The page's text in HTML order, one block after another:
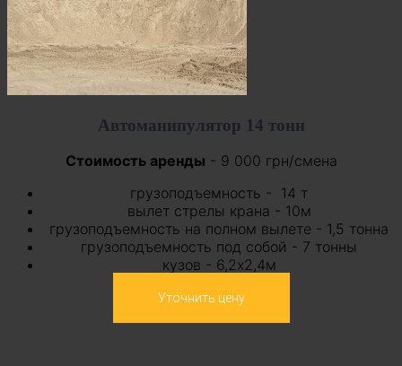
Автоманипулятор 14 тонн
Стоимость аренды - 9 000 грн/смена
грузоподъемность - 14 т
вылет стрелы крана - 10м
грузоподъемность на полном вылете - 1,5 тонна
грузоподъемность под собой - 7 тонны
кузов - 6,2х2,4м
Уточнить цену